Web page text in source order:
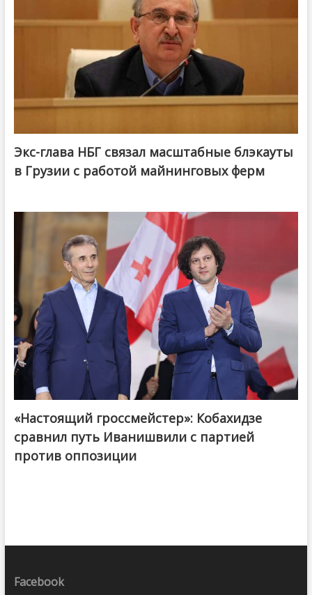
Экс-глава НБГ связал масштабные блэкауты
в Грузии с работой майнинговых ферм
@ქართული ოცნება / Georgian Dream
«Настоящий гроссмейстер»: Кобахидзе
сравнил путь Иванишвили с партией
против оппозиции
Facebook